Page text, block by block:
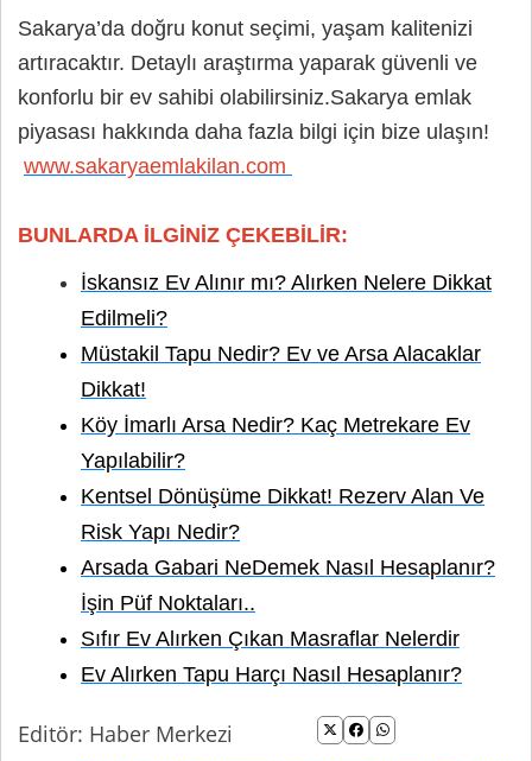
Sakarya’da doğru konut seçimi, yaşam kalitenizi
artıracaktır. Detaylı araştırma yaparak güvenli ve
konforlu bir ev sahibi olabilirsiniz.Sakarya emlak
piyasası hakkında daha fazla bilgi için bize ulaşın!
www.sakaryaemlakilan.com
BUNLARDA İLGİNİZ ÇEKEBİLİR:
İskansız Ev Alınır mı? Alırken Nelere Dikkat
Edilmeli?
Müstakil Tapu Nedir? Ev ve Arsa Alacaklar
Dikkat!
Köy İmarlı Arsa Nedir? Kaç Metrekare Ev
Yapılabilir?
Kentsel Dönüşüme Dikkat! Rezerv Alan Ve
Risk Yapı Nedir?
Arsada Gabari NeDemek Nasıl Hesaplanır?
İşin Püf Noktaları..
Sıfır Ev Alırken Çıkan Masraflar Nelerdir
Ev Alırken Tapu Harçı Nasıl Hesaplanır?
Editör: Haber Merkezi